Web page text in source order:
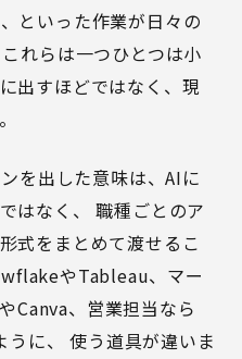
といった作業が日々の
れらは一つひとつは小
出すほどではなく、現
を出した意味は、AIに
はなく、 職種ごとのア
式をまとめて渡せるこ
やTableau、マー
Canva、営業担当なら
に、 使う道具が違いま